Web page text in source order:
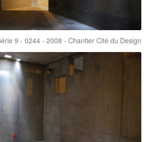
9 - 0244 - 2008 - Chantier Cité du Design